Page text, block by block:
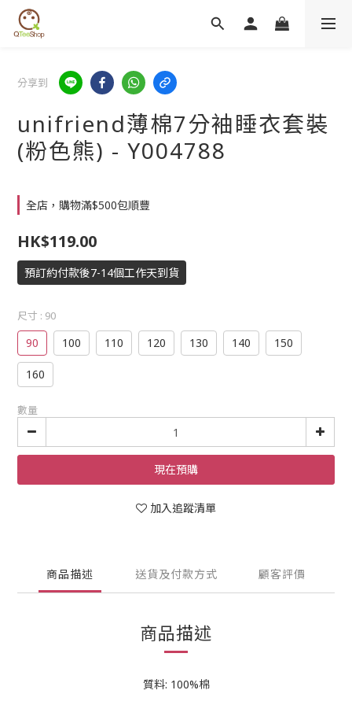
分享到
unifriend薄棉7分袖睡衣套裝
(粉色熊) - Y004788
全店，購物滿$500包順豐
HK$119.00
預訂約付款後7-14個工作天到貨
尺寸 : 90
90 100 110 120 130 140 150
160
數量
現在預購
加入追蹤清單
商品描述 送貨及付款方式 顧客評價
商品描述
質料: 100%棉